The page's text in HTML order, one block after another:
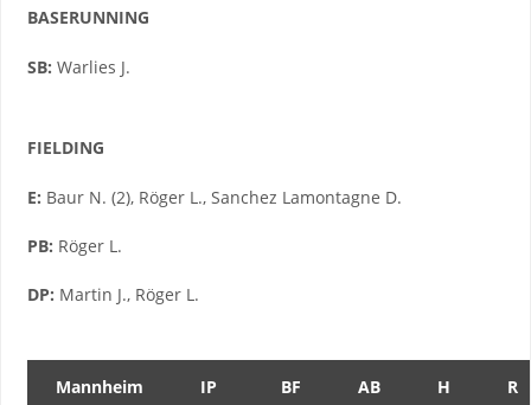
BASERUNNING
SB: Warlies J.
FIELDING
E: Baur N. (2), Röger L., Sanchez Lamontagne D.
PB: Röger L.
DP: Martin J., Röger L.
Mannheim
IP BF AB H R